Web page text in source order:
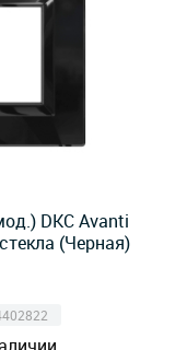
DKC Avanti
(Черная)